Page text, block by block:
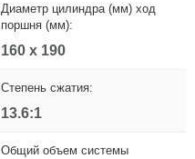
Диаметр цилиндра (мм) ход
поршня (мм):
160 х 190
Степень сжатия:
13.6:1
Общий объем системы